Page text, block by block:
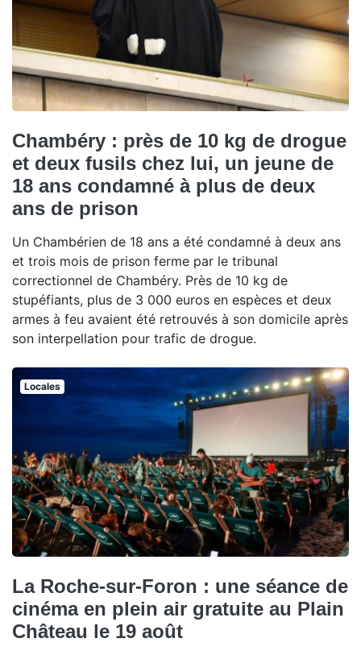
Chambéry : près de 10 kg de drogue
et deux fusils chez lui, un jeune de
18 ans condamné à plus de deux
ans de prison
Un Chambérien de 18 ans a été condamné à deux ans
et trois mois de prison ferme par le tribunal
correctionnel de Chambéry. Près de 10 kg de
stupéfiants, plus de 3 000 euros en espèces et deux
armes à feu avaient été retrouvés à son domicile après
son interpellation pour trafic de drogue.
Locales
La Roche-sur-Foron : une séance de
cinéma en plein air gratuite au Plain
Château le 19 août